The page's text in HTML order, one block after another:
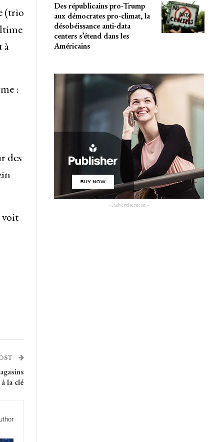
(trio
à
:
des
voit
la clé
Des républicains pro-Trump
aux démocrates pro-climat, la
désobéissance anti-data
centers s’étend dans les
Américains
- Advertisement -